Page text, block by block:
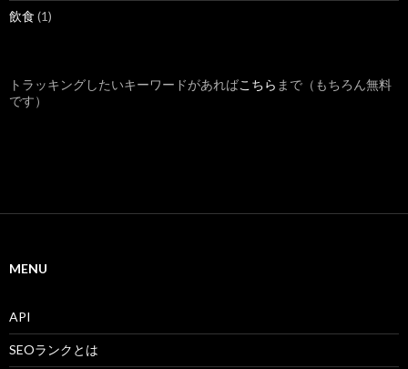
飲食 (1)
トラッキングしたいキーワードがあればこちら まで（もちろん無料
です）
MENU
API
SEOランクとは